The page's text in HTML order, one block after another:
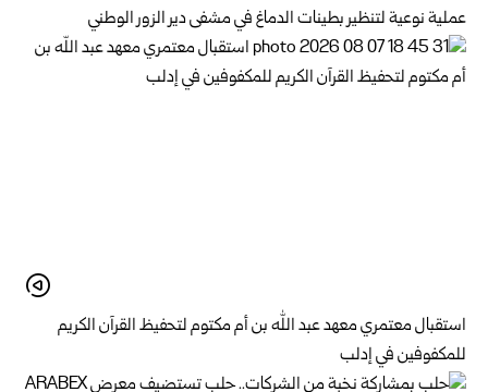
عملية نوعية لتنظير بطينات الدماغ في مشفى دير الزور الوطني
استقبال معتمري معهد عبد الله بن أم مكتوم لتحفيظ القرآن الكريم
للمكفوفين في إدلب